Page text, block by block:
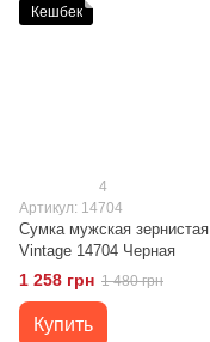
Кешбек
4
Артикул: 14704
Сумка мужская зернистая
Vintage 14704 Черная
1 258 грн 1 480 грн
Купить